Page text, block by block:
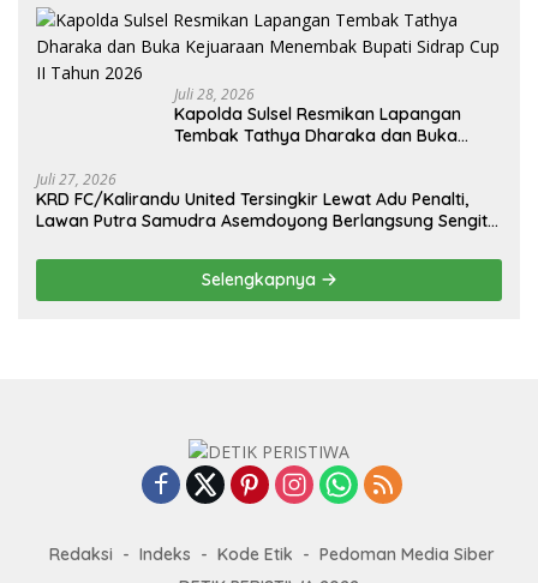
Juli 28, 2026
Kapolda Sulsel Resmikan Lapangan
Tembak Tathya Dharaka dan Buka
Juli 27, 2026
KRD FC/Kalirandu United Tersingkir Lewat Adu Penalti,
Lawan Putra Samudra Asemdoyong Berlangsung Sengit
Selengkapnya
Redaksi Indeks Kode Etik
Pedoman Media Siber